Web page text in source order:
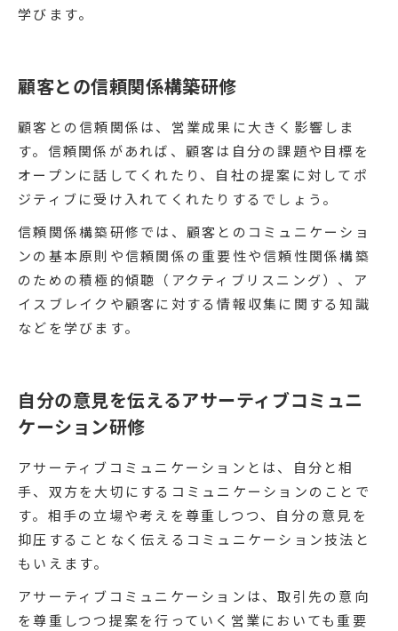
学びます。
顧客との信頼関係構築研修
顧客との信頼関係は、営業成果に大きく影響しま
す。信頼関係があれば、顧客は自分の課題や目標を
オープンに話してくれたり、自社の提案に対してポ
ジティブに受け入れてくれたりするでしょう。
信頼関係構築研修では、顧客とのコミュニケーショ
ンの基本原則や信頼関係の重要性や信頼性関係構築
のための積極的傾聴（アクティブリスニング）、ア
イスブレイクや顧客に対する情報収集に関する知識
などを学びます。
自分の意見を伝えるアサーティブコミュニ
ケーション研修
アサーティブコミュニケーションとは、自分と相
手、双方を大切にするコミュニケーションのことで
す。相手の立場や考えを尊重しつつ、自分の意見を
抑圧することなく伝えるコミュニケーション技法と
もいえます。
アサーティブコミュニケーションは、取引先の意向
を尊重しつつ提案を行っていく営業においても重要